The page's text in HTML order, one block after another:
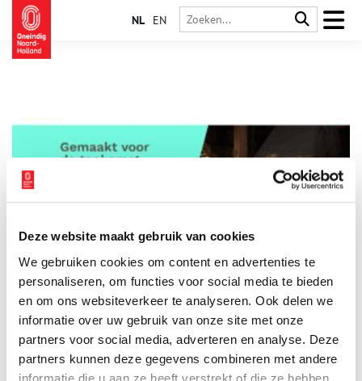
Deze website maakt gebruik van cookies
We gebruiken cookies om content en advertenties te
personaliseren, om functies voor social media te bieden
en om ons websiteverkeer te analyseren. Ook delen we
informatie over uw gebruik van onze site met onze
partners voor social media, adverteren en analyse. Deze
partners kunnen deze gegevens combineren met andere
informatie die u aan ze heeft verstrekt of die ze hebben
NL EN
gelanceerd
Ben jij een ambachtsmens? Goed nieuws: deze maand is
Ambachtelijk Vakmanschap Nederland gelanceerd, een platform
voor professionals in het vakgebied. Het doel is om urgente
knelpunten aan te pakken en een netwerk van ambachtslieden
op te bouwen.
1 min